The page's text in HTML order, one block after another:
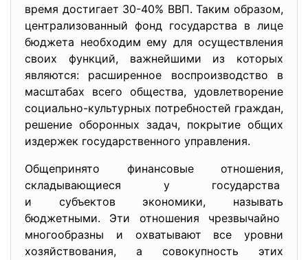
время достигает 30-40% ВВП. Таким образом,
централизованный фонд государства в лице
бюджета необходим ему для осуществления
своих функций, важнейшими из которых
являются: расширенное воспроизводство в
масштабах всего общества, удовлетворение
социально-культурных потребностей граждан,
решение оборонных задач, покрытие общих
издержек государственного управления.
Общепринято финансовые отношения,
складывающиеся у государства
и субъектов экономики, называть
бюджетными. Эти отношения чрезвычайно
многообразны и охватывают все уровни
хозяйствования, а совокупность этих